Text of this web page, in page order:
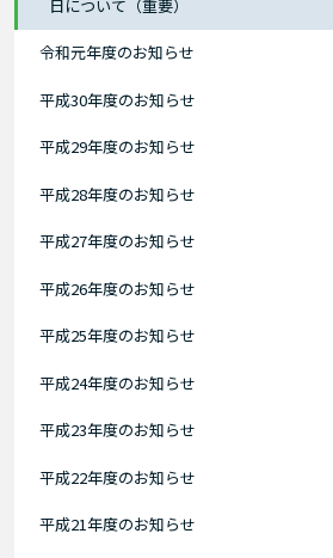
日について（重要）
令和元年度のお知らせ
平成30年度のお知らせ
平成29年度のお知らせ
平成28年度のお知らせ
平成27年度のお知らせ
平成26年度のお知らせ
平成25年度のお知らせ
平成24年度のお知らせ
平成23年度のお知らせ
平成22年度のお知らせ
平成21年度のお知らせ